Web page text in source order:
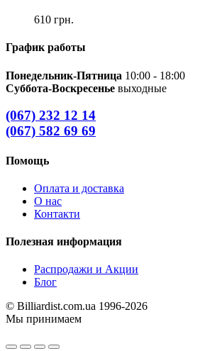
610 грн.
График работы
Понедельник-Пятница 10:00 - 18:00
Суббота-Воскресенье выходные
(067) 232 12 14
(067) 582 69 69
Помощь
Оплата и доставка
О нас
Контакти
Полезная информация
Распродажи и Акции
Блог
© Billiardist.com.ua 1996-2026
Мы принимаем